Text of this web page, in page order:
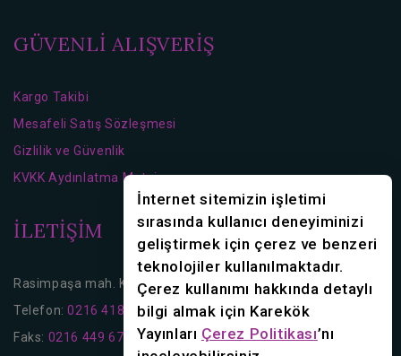
GÜVENLİ ALIŞVERİŞ
Kargo Takibi
Mesafeli Satış Sözleşmesi
Gizlilik ve Güvenlik
KVKK Aydınlatma Metni
İLETİŞİM
Rasimpaşa mah. Karakolhane Cd. No:16 Kadıköy/İstanbul
Telefon:0216 418 36 70 0216 418 36 80
Faks: 0216 449 67 56
İnternet sitemizin işletimi
sırasında kullanıcı deneyiminizi
geliştirmek için çerez ve benzeri
teknolojiler kullanılmaktadır.
Çerez kullanımı hakkında detaylı
bilgi almak için Karekök
Yayınları Çerez Politikası’nı